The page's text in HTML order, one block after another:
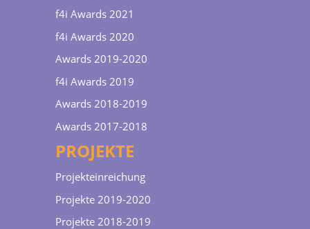
f4i Awards 2021
f4i Awards 2020
Awards 2019-2020
f4i Awards 2019
Awards 2018-2019
Awards 2017-2018
PROJEKTE
Projekteinreichung
Projekte 2019-2020
Projekte 2018-2019